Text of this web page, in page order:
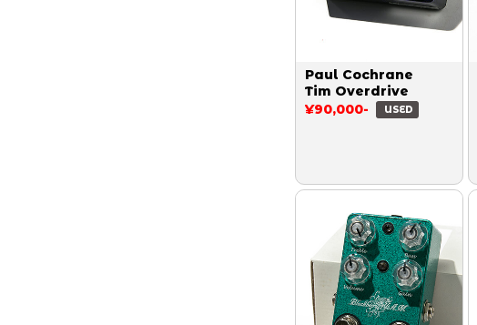
Paul Cochrane
Tim Overdrive
¥90,000-
USED